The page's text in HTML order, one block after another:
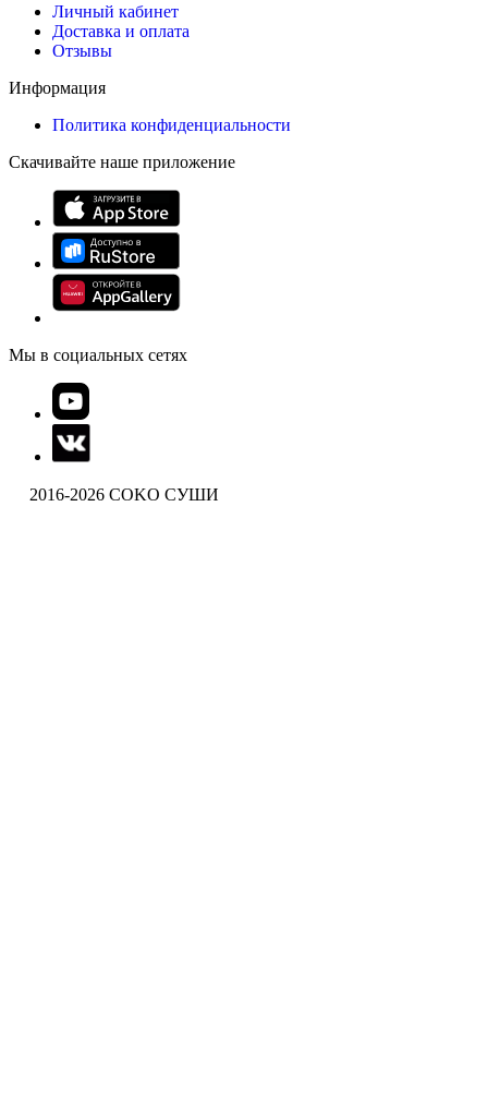
Личный кабинет
Доставка и оплата
Отзывы
Информация
Политика конфиденциальности
Скачивайте наше приложение
Мы в социальных сетях
2016-2026 COKO СУШИ